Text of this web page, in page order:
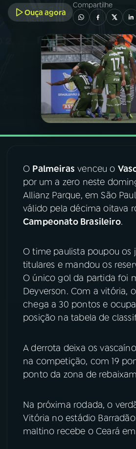
PROGRAMAS
PODCASTS
VIDEOCASTS
08 FESTIVAL DE MÚSICA
ACOMPANHE A RÁDIO NACIONAL
Instagram X
TikTok
Ouça agora
Compartilhe
O Palmeiras venceu o
por um a zero neste
Allianz Parque, em São
válido pela décima oitava
Campeonato Brasileiro.
O time paulista poupou os
titulares e mandou os
O único gol da partida foi
Deyverson. Com a vitória,
chega a 30 pontos e
posição na tabela de
A derrota deixa os
na competição, com 19
ponto da zona de
Na próxima rodada, o
Vitória no estádio
maltino recebe o Ceará